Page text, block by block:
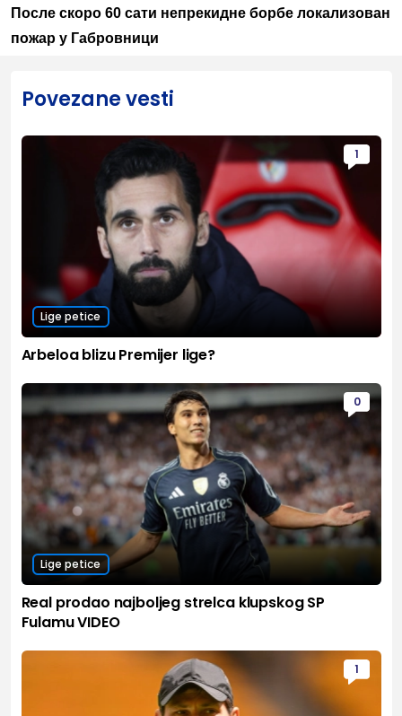
После скоро 60 сати непрекидне борбе локализован
пожар у Габровници
Povezane vesti
1
Lige petice
Arbeloa blizu Premijer lige?
0
Lige petice
Real prodao najboljeg strelca klupskog SP
Fulamu VIDEO
1